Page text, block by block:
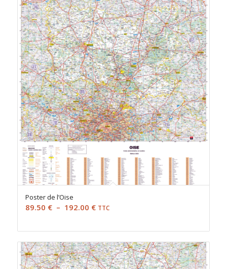
à
192.00 €
Poster de l’Oise
89.50 € – 192.00 €Plage
prix :
89.50 €
à
TTC